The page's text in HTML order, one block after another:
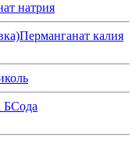
натрия
Перманганат калия
Сода